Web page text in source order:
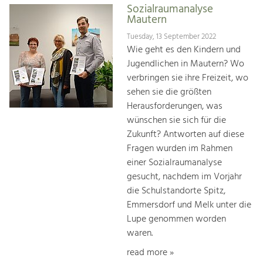
Sozialraumanalyse
Mautern
Tuesday, 13 September 2022
Wie geht es den Kindern und
Jugendlichen in Mautern? Wo
verbringen sie ihre Freizeit, wo
sehen sie die größten
Herausforderungen, was
wünschen sie sich für die
Zukunft? Antworten auf diese
Fragen wurden im Rahmen
einer Sozialraumanalyse
gesucht, nachdem im Vorjahr
die Schulstandorte Spitz,
Emmersdorf und Melk unter die
Lupe genommen worden
waren.
read more »